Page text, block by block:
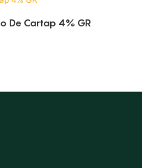
De Cartap 4% GR